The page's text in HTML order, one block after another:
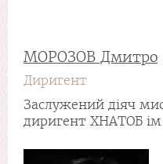
МОРОЗОВ Дмитро
Диригент
Заслужений діяч
диригент ХНАТОБ